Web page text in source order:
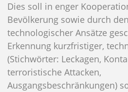
Dies soll in enger
Bevölkerung sowie durch
technologischer Ansätze
Erkennung kurzfristiger,
(Stichwörter: Leckagen,
terroristische Attacken,
Ausgangsbeschränkungen)